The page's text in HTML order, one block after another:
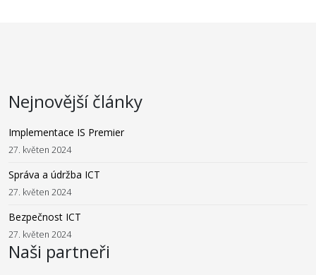
Nejnovější články
Implementace IS Premier
27. květen 2024
Správa a údržba ICT
27. květen 2024
Bezpečnost ICT
27. květen 2024
Naši partneři